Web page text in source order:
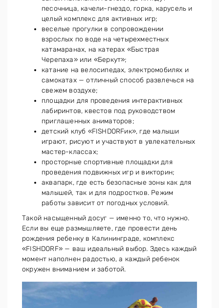
песочница, качели-гнездо, горка, карусель и
целый комплекс для активных игр;
веселые прогулки в сопровождении
взрослых по воде на четырехместных
катамаранах, на катерах «Быстрая
Черепаха» или «Беркут»;
катание на велосипедах, электромобилях и
самокатах — отличный способ развлечься на
свежем воздухе;
площадки для проведения интерактивных
лабиринтов, квестов под руководством
приглашенных аниматоров;
детский клуб «FISHDORFик», где малыши
играют, рисуют и участвуют в увлекательных
мастер-классах;
просторные спортивные площадки для
проведения подвижных игр и викторин;
аквапарк, где есть безопасные зоны как для
малышей, так и для подростков. Режим
работы зависит от погодных условий.
Такой насыщенный досуг — именно то, что нужно.
Если вы еще размышляете, где провести день
рождения ребенку в Калининграде, комплекс
«FISHDORF» — ваш идеальный выбор. Здесь каждый
момент наполнен радостью, а каждый ребенок
окружен вниманием и заботой.